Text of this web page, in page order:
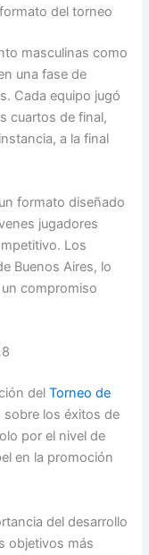
del torneo
masculinas como
una fase de
Cada equipo jugó
cuartos de final,
a la final
formato diseñado
jugadores
Los
Buenos Aires, lo
compromiso
delTorneo de
los éxitos de
por el nivel de
en la promoción
del desarrollo
objetivos más